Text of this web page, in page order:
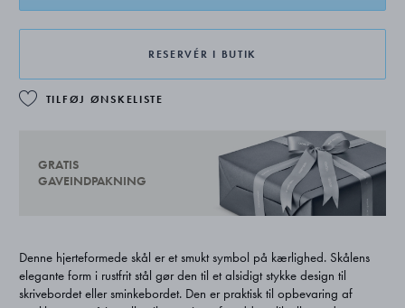
RESERVÉR I BUTIK
TILFØJ ØNSKELISTE
GRATIS
GAVEINDPAKNING
Denne hjerteformede skål er et smukt symbol på kærlighed. Skålens
elegante form i rustfrit stål gør den til et alsidigt stykke design til
skrivebordet eller sminkebordet. Den er praktisk til opbevaring af